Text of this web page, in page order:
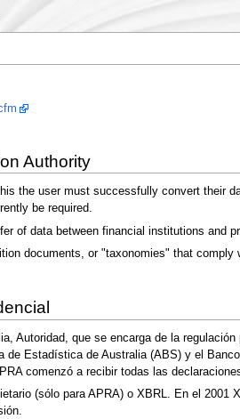
Authority
the user must successfully convert their
be required.
of data between financial institutions and
documents, or "taxonomies" that
Autoridad, que se encarga de la
Estadística de Australia (ABS) y el
comenzó a recibir todas las
(sólo para APRA) o XBRL. En el